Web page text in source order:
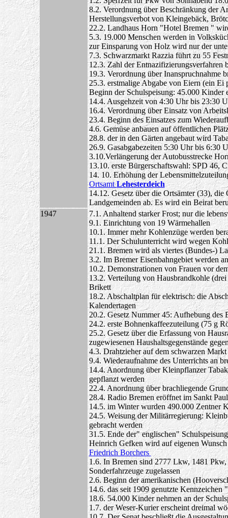
8.2. Verordnung über Beschränkung der
Herstellungsverbot von Kleingebäck,
22.2. Landhaus Horn "Hotel Bremen "
5.3. 19.000 Menschen werden in
zur Einsparung von Holz wird nur der
7.3. Schwarzmarkt Razzia führt zu 55
12.3. Zahl der Entnazifizierungsverfahren
19.3. Verordnung über Inanspruchnahme
25.3. erstmalige Abgabe von Eiern (ein Ei
Beginn der Schulspeisung: 45.000 Kinder
14.4. Ausgehzeit von 4:30 Uhr bis 23:30
16.4. Verordnung über Einsatz von
23.4. Beginn des Einsatzes zum
4.6. Gemüse anbauen auf öffentlichen
28.8. der in den Gärten angebaut wird
26.9. Gasabgabezeiten 5:30 Uhr bis 6:30
3.10.Verlängerung der Autobusstrecke
13.10. erste Bürgerschaftswahl: SPD
14. 10. Erhöhung der
OrtsamtLehesterdeich
14.12. Gesetz über die Ortsämter (33),
Landgemeinden ab. Es wird ein Beirat
1947
7.1. Anhaltend starker Frost; nur die
9.1. Einrichtung von 19 Wärmehallen
10.1. Immer mehr Kohlenzüge werden
11.1. Der Schulunterricht wird wegen
21.1. Bremen wird als viertes (Bundes-)
3.2. Im Bremer Eisenbahngebiet werden
10.2. Demonstrationen von Frauen vor
13.2. Verteilung von Hausbrandkohle
Brikett
18.2. Abschaltplan für elektrisch: die
Kalendertagen
20.2. Gesetz Nummer 45: Aufhebung
24.2. erste Bohnenkaffeezuteilung (75 g
25.2. Gesetz über die Erfassung von
zugewiesenen Haushaltsgegenstände
4.3. Drahtzieher auf dem schwarzen
9.4. Wiederaufnahme des Unterrichts an
14.4. Anordnung über Kleinpflanzer
gepflanzt werden
22.4. Anordnung über brachliegende
28.4. Radio Bremen eröffnet im Sankt
14.5. im Winter wurden 490.000 Zentner
24.5. Weisung der Militärregierung:
gebracht werden
31.5. Ende der" englischen"
Heinrich Gefken wird auf eigenen
Friedrich Borchers
1.6. In Bremen sind 2777 Lkw, 1481
Sonderfahrzeuge zugelassen
2.6. Beginn der amerikanischen
14.6. das seit 1909 genutzte
18.6. 54.000 Kinder nehmen an der
1.7. der Weser-Kurier erscheint dreimal